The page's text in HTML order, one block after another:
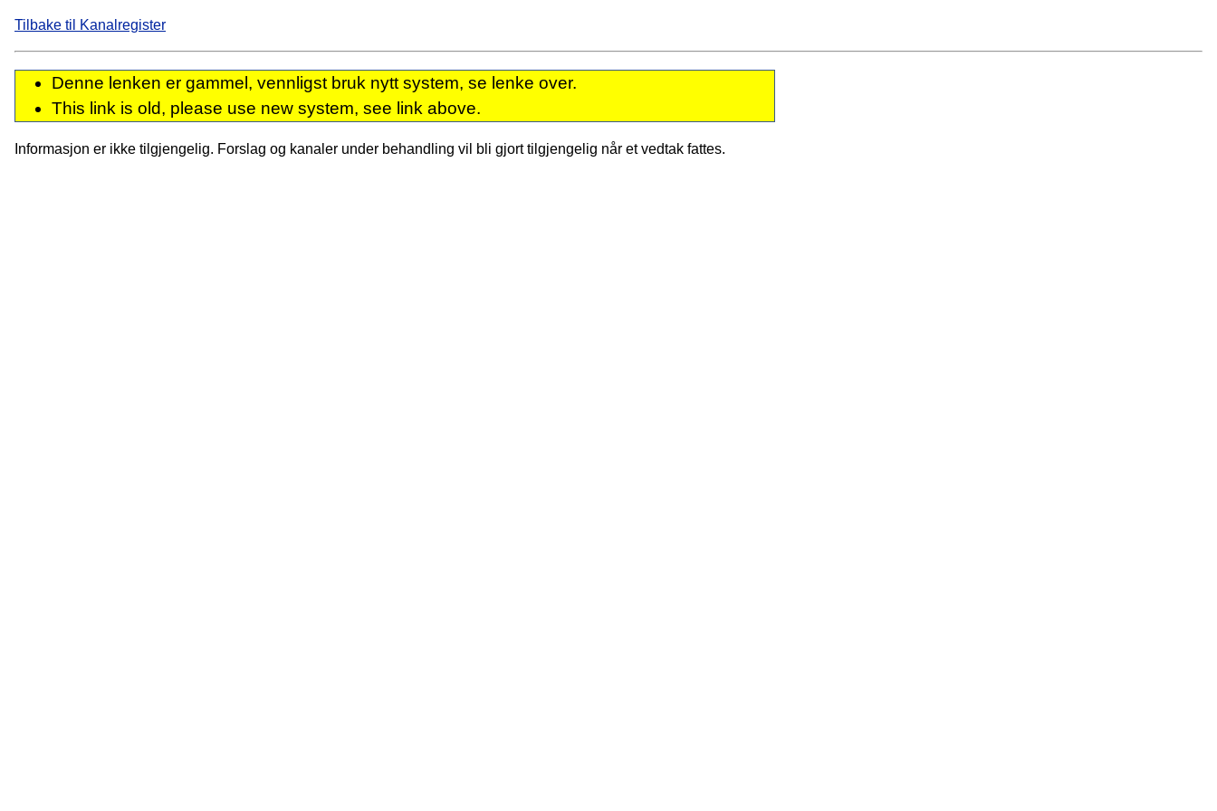
Tilbake til Kanalregister
Denne lenken er gammel, vennligst bruk nytt system, se lenke over.
This link is old, please use new system, see link above.
Informasjon er ikke tilgjengelig. Forslag og kanaler under behandling vil bli gjort tilgjengelig når et vedtak fattes.